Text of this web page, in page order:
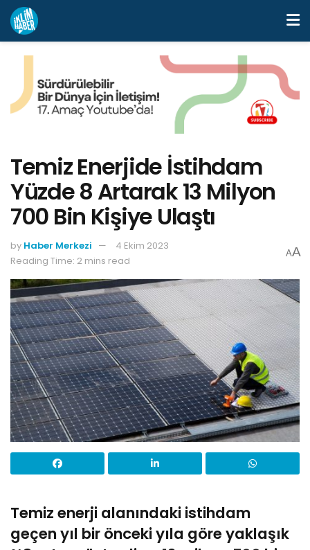
Temiz Enerjide İstihdam
Yüzde 8 Artarak 13 Milyon
700 Bin Kişiye Ulaştı
by Haber Merkezi
4 Ekim 2023
Reading Time: 2 mins read
AA
Temiz enerji alanındaki istihdam
geçen yıl bir önceki yıla göre yaklaşık